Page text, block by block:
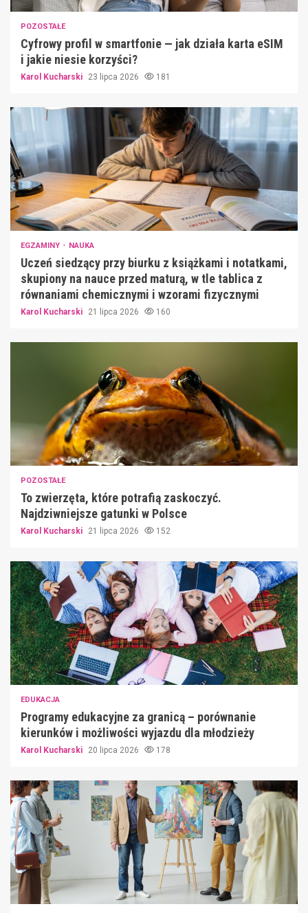
POZOSTAŁE
Cyfrowy profil w smartfonie — jak działa karta eSIM
i jakie niesie korzyści?
Karol Kucharski 23 lipca 2026 181
EGZAMINY NAUKA
Uczeń siedzący przy biurku z książkami i notatkami,
skupiony na nauce przed maturą, w tle tablica z
równaniami chemicznymi i wzorami fizycznymi
Karol Kucharski 21 lipca 2026 160
POZOSTAŁE
To zwierzęta, które potrafią zaskoczyć.
Najdziwniejsze gatunki w Polsce
Karol Kucharski 21 lipca 2026 152
EDUKACJA
Programy edukacyjne za granicą – porównanie
kierunków i możliwości wyjazdu dla młodzieży
Karol Kucharski 20 lipca 2026 178